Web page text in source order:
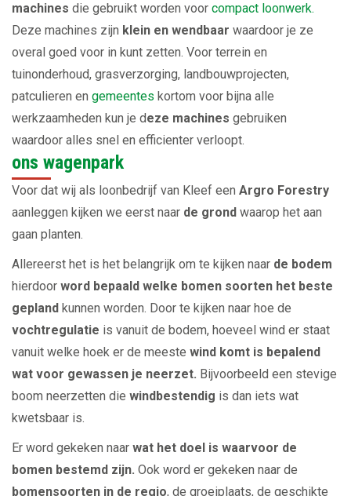
machines die gebruikt worden voor compact loonwerk.
Deze machines zijn klein en wendbaar waardoor je ze
overal goed voor in kunt zetten. Voor terrein en
tuinonderhoud, grasverzorging, landbouwprojecten,
patculieren en gemeentes kortom voor bijna alle
werkzaamheden kun je deze machines gebruiken
waardoor alles snel en efficienter verloopt.
ons wagenpark
Voor dat wij als loonbedrijf van Kleef een Argro Forestry
aanleggen kijken we eerst naar de grond waarop het aan
gaan planten.
Allereerst het is het belangrijk om te kijken naar de bodem
hierdoor word bepaald welke bomen soorten het beste
gepland kunnen worden. Door te kijken naar hoe de
vochtregulatie is vanuit de bodem, hoeveel wind er staat
vanuit welke hoek er de meeste wind komt is bepalend
wat voor gewassen je neerzet. Bijvoorbeeld een stevige
boom neerzetten die windbestendig is dan iets wat
kwetsbaar is.
Er word gekeken naar wat het doel is waarvoor de
bomen bestemd zijn. Ook word er gekeken naar de
bomensoorten in de regio, de groeiplaats, de geschikte